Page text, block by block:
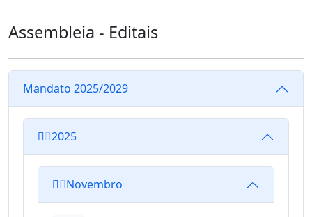
Assembleia - Editais
Mandato 2025/2029
2025
Novembro